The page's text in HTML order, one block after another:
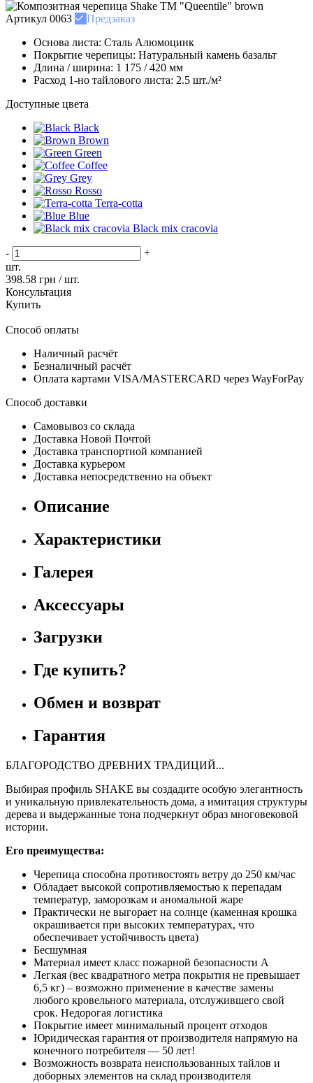
Артикул 0063
Предзаказ
Основа листа: Сталь Алюмоцинк
Покрытие черепицы: Натуральный камень базальт
Длина / ширина: 1 175 / 420 мм
Расход 1-но тайлового листа: 2.5 шт./м²
Доступные цвета
Black
Brown
Green
Coffee
Grey
Rosso
Terra-cotta
Blue
Black mix cracovia
-
+
шт.
398.58 грн / шт.
Консультация
Купить
Способ оплаты
Наличный расчёт
Безналичный расчёт
Оплата картами VISA/MASTERCARD через WayForPay
Способ доставки
Самовывоз со склада
Доставка Новой Почтой
Доставка транспортной компанией
Доставка курьером
Доставка непосредственно на объект
Описание
Характеристики
Галерея
Аксессуары
Загрузки
Где купить?
Обмен и возврат
Гарантия
БЛАГОРОДСТВО ДРЕВНИХ ТРАДИЦИЙ...
Выбирая профиль SHAKE вы создадите особую элегантность
и уникальную привлекательность дома, а имитация структуры
дерева и выдержанные тона подчеркнут образ многовековой
истории.
Его преимущества:
Черепица способна противостоять ветру до 250 км/час
Обладает высокой сопротивляемостью к перепадам
температур, заморозкам и аномальной жаре
Практически не выгорает на солнце (каменная крошка
окрашивается при высоких температурах, что
обеспечивает устойчивость цвета)
Бесшумная
Материал имеет класс пожарной безопасности А
Легкая (вес квадратного метра покрытия не превышает
6,5 кг) – возможно применение в качестве замены
любого кровельного материала, отслужившего свой
срок. Недорогая логистика
Покрытие имеет минимальный процент отходов
Юридическая гарантия от производителя напрямую на
конечного потребителя — 50 лет!
Возможность возврата неиспользованных тайлов и
доборных элементов на склад производителя